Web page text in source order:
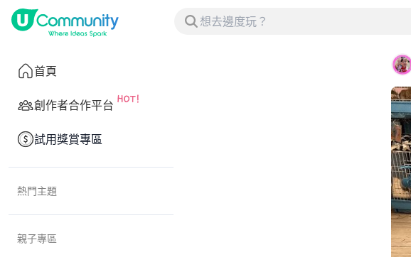
首頁
創作者合作平台
試用獎賞專區
熱門主題
親子專區